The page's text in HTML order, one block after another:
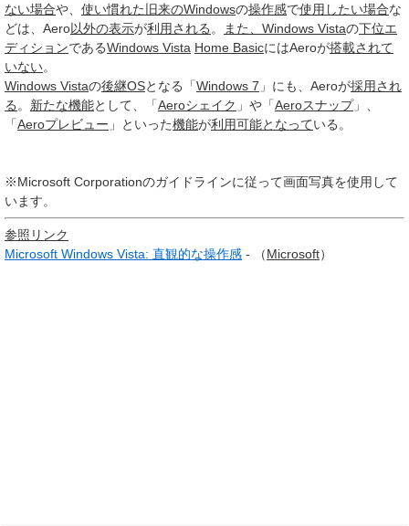
ない場合や、 使い慣れた旧来のWindowsの操作感で使用したい場合な
どは、Aero以外の表示が利用される 。 また、 Windows Vistaの下位エ
ディションであるWindows Vista Home BasicにはAeroが搭載されて
いない。
Windows Vistaの後継OSとなる「Windows 7 」にも、Aeroが採用され
る 。 新たな機能として、「Aeroシェイク 」や「Aeroスナップ」、
「Aeroプレビュー 」といった機能が利用可能となっている。
※Microsoft Corporationのガイドラインに従って画面写真を使用して
います。
参照リンク
Microsoft Windows Vista: 直観的な操作感 - （Microsoft）